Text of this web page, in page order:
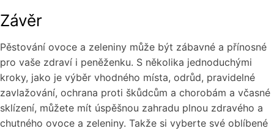
Závěr
Pěstování ovoce a zeleniny může být zábavné a přínosné
pro vaše zdraví i peněženku. S několika jednoduchými
kroky, jako je výběr vhodného místa, odrůd, pravidelné
zavlažování, ochrana proti škůdcům a chorobám a včasné
sklízení, můžete mít úspěšnou zahradu plnou zdravého a
chutného ovoce a zeleniny. Takže si vyberte své oblíbené